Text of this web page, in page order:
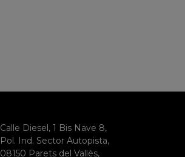
Calle Diesel, 1 Bis Nave 8,
Pol. Ind. Sector Autopista,
08150 Parets del Vallès,